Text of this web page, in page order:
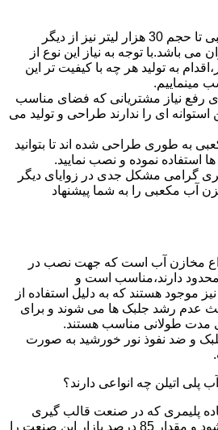
تولید مخازن پلی اتیلن مکعبی تا حجم 30 هزار لیتر نیز از دیگر
می باشد.با توجه به نیاز این نوع از
به تولید هر چه با کیفیت تر این
مینماییم.
رفع نیاز مشتریانی که فضای مناسب
ای را ندارند طراحی و تولید می
به طوری طراحی شده اند تا بتوانید
استفاده نموده و نصب نمایید.
گرامی مشکل جدی در زوایای دیگر
آب مکعبی را به شما پیشنهاد
مخازن آب است که جهت نصب در
دارند،مناسب است و
موجود هستند که به دلیل استفاده از
عدم رشد جلبک ها می شوند و برای
مدت طولانی مناسب هستند.
و ضد نفوذ نور خورشید به صورت
پلی اتیلن چه انواعی دارند؟
پلیمری که در صنعت قالب گیری
دورانی از آن استفاده می شود و مقدار 85 درصد بازار این صنعت را